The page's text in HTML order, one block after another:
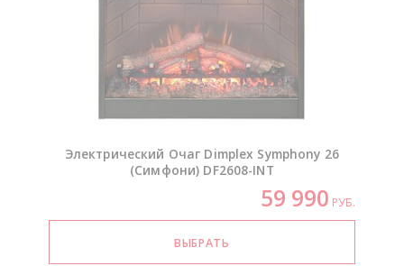
Электрический Очаг Dimplex Symphony 26
(Симфони) DF2608-INT
59 990 РУБ.